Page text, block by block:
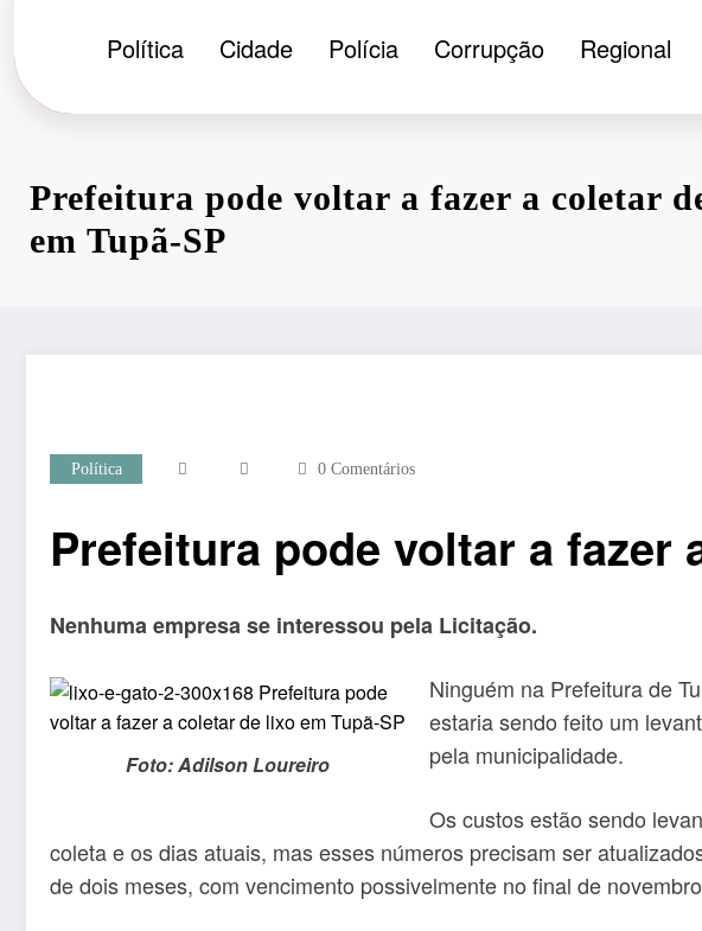
Política Cidade Polícia Corrupção Regional
Prefeitura pode voltar a fazer a coletar
em Tupã-SP
Política 0 Comentários
Prefeitura pode voltar a fazer
Nenhuma empresa se interessou pela Licitação.
Foto: Adilson Loureiro
Ninguém na Prefeitura de
estaria sendo feito um
pela municipalidade.
Os custos estão sendo
coleta e os dias atuais, mas esses números precisam ser
de dois meses, com vencimento possivelmente no final de